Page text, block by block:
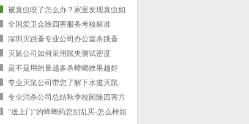
出现白蚁
被臭虫咬了怎么办？家里发现臭虫如
何杀？
全国爱卫会除四害服务考核标准
深圳灭跳蚤专业公司办公室杀跳蚤
灭鼠公司如何采用鼠夹测试密度
是不是用的量越多杀蟑螂效果越好
专业灭鼠公司带您了解下水道灭鼠
（2-1）
专业消杀公司总结秋季校园除四害方
法
“送上门”的蟑螂药您别乱买-怎么样如